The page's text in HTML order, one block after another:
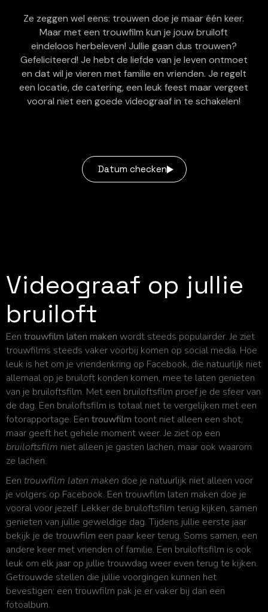
Ze zeggen wel eens: trouwen doe je maar één keer.
Maar met een trouwfilm kun je jouw bruiloft
eindeloos herbeleven! Jullie gaan dus trouwen?
Gefeliciteerd! Je hebt de liefde van je leven ontmoet
en dat wil je vieren met familie en vrienden. Je regelt
een locatie, de catering, een leuk feest maar vergeet
vooral niet een goede videograaf in te schakelen!
Datum checken
Videograaf op jullie
bruiloft
Een trouwfilm laten maken wordt steeds populairder. Je ziet
trouwfilms steeds vaker voorbij komen op social media. Hoe
leuk is het om je vriendenkring op Facebook, die natuurlijk niet
allemaal op je bruiloft konden komen, mee te laten genieten
van je bruiloftsfilm. Met een bruiloftsfilm proef je de sfeer van
de dag. Een bruiloftsfilm is totaal niet te vergelijken met een
fotorapportage. Een trouwfilm toont niet alleen een shot,
maar geeft het gehele moment weer. Je ziet op een
bruiloftsfilm niet alleen je gasten lachen, maar ook waarom
ze lachen.
Een trouwfilm laten maken doe je natuurlijk niet alleen voor
je volgers op Facebook. Een trouwfilm laten maken doe je
vooral voor jezelf. Lekker de bruiloftsfilm terug kijken, samen
genieten van jullie geweldige dag. Tijdens jullie eerste jaar
bekijk je de trouwfilm een paar keer terug. Soms samen, een
andere keer met vrienden of familie. Een bruiloftsfilm is ook
leuk om elk jaar op jullie trouwdag weer even terug te kijken.
Getrouwde stellen die jullie voorgingen kunnen het
bevestigen: een trouwfilm pak je er vaker bij dan een
fotoalbum.